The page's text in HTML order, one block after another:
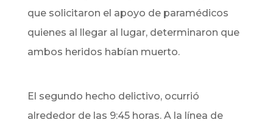
que solicitaron el apoyo de paramédicos
quienes al llegar al lugar, determinaron que
ambos heridos habían muerto.
El segundo hecho delictivo, ocurrió
alrededor de las 9:45 horas. A la línea de